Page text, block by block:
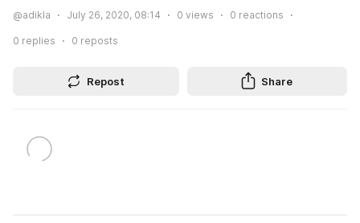
@adikla July 26, 2020, 08:14 0 views 0 reactions
0 replies 0 reposts
Repost Share